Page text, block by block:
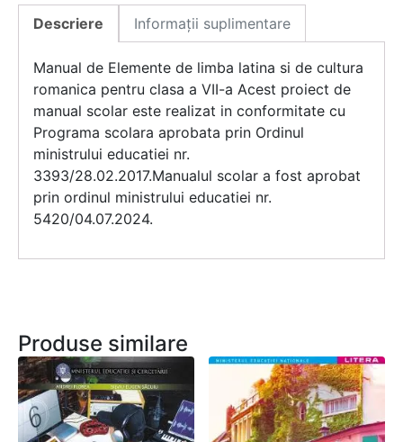
Descriere Informații suplimentare
Manual de Elemente de limba latina si de cultura
romanica pentru clasa a VII-a Acest proiect de
manual scolar este realizat in conformitate cu
Programa scolara aprobata prin Ordinul
ministrului educatiei nr.
3393/28.02.2017.Manualul scolar a fost aprobat
prin ordinul ministrului educatiei nr.
5420/04.07.2024.
Produse similare